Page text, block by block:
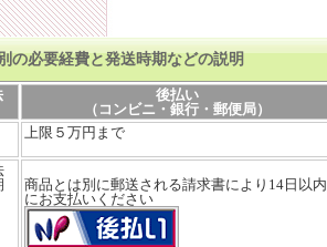
の必要経費と発送時期などの説明
後払い
（コンビニ・銀行・郵便局）
上限５万円まで
商品とは別に郵送される請求書により14日以内
にお支払いください